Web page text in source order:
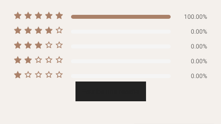
100.00%
0.00%
0.00%
0.00%
0.00%